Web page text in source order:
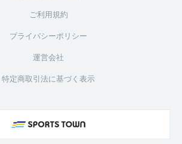
ご利用規約
プライバシーポリシー
運営会社
特定商取引法に基づく表示